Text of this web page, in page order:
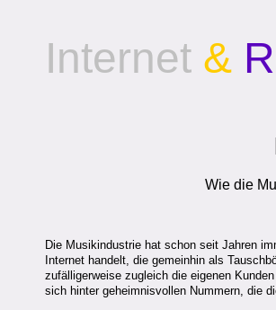
Internet &
Wie die
Die Musikindustrie hat schon seit Jahren
Internet handelt, die gemeinhin als
zufälligerweise zugleich die eigenen
sich hinter geheimnisvollen Nummern, die